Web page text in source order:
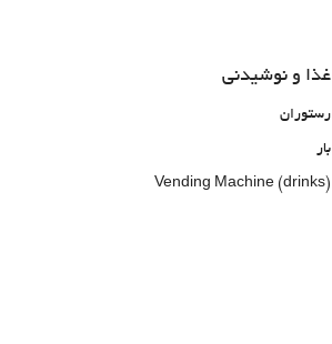
غذا و نوشیدنی
رستوران
بار
Vending Machine (drinks)